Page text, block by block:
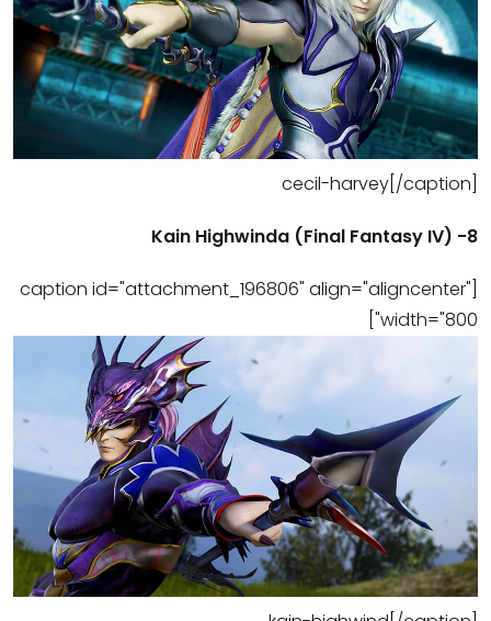
cecil-harvey[/caption]
8- (Final Fantasy IV) Kain Highwinda
[caption id="attachment_196806" align="aligncenter"
width="800"]